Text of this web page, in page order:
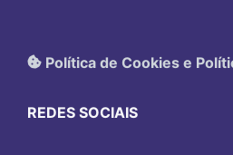
Política de Cookies e
REDES SOCIAIS